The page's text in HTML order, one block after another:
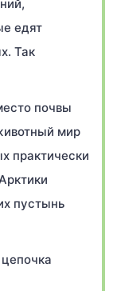
едят
Так
почвы
мир
практически
пустынь